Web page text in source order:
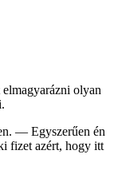
olyan
— Egyszerűen én
fizet azért, hogy itt